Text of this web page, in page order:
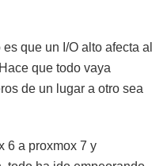
que un I/O alto afecta al
que todo vaya
de un lugar a otro sea
6 a proxmox 7 y